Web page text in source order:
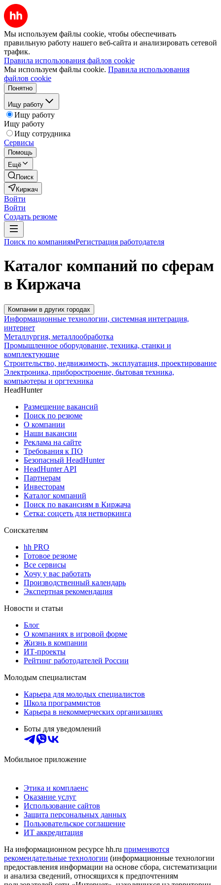
Мы используем файлы cookie, чтобы обеспечивать
правильную работу нашего веб-сайта и анализировать сетевой
трафик.
Правила использования файлов cookie
Мы используем файлы cookie. Правила использования
файлов cookie
Понятно
Ищу работу
Ищу работу
Ищу работу
Ищу сотрудника
Сервисы
Помощь
Ещё
Поиск
Киржач
Войти
Войти
Создать резюме
Поиск по компаниямРегистрация работодателя
Каталог компаний по сферам
в Киржача
Компании в других городах
Информационные технологии, системная интеграция,
интернет
Металлургия, металлообработка
Промышленное оборудование, техника, станки и
комплектующие
Строительство, недвижимость, эксплуатация, проектирование
Электроника, приборостроение, бытовая техника,
компьютеры и оргтехника
HeadHunter
Размещение вакансий
Поиск по резюме
О компании
Наши вакансии
Реклама на сайте
Требования к ПО
Безопасный HeadHunter
HeadHunter API
Партнерам
Инвесторам
Каталог компаний
Поиск по вакансиям в Киржача
Сетка: соцсеть для нетворкинга
Соискателям
hh PRO
Готовое резюме
Все сервисы
Хочу у вас работать
Производственный календарь
Экспертная рекомендация
Новости и статьи
Блог
О компаниях в игровой форме
Жизнь в компании
ИТ-проекты
Рейтинг работодателей России
Молодым специалистам
Карьера для молодых специалистов
Школа программистов
Карьера в некоммерческих организациях
Боты для уведомлений
Мобильное приложение
Этика и комплаенс
Оказание услуг
Использование сайтов
Защита персональных данных
Пользовательское соглашение
ИТ аккредитация
На информационном ресурсе hh.ru применяются
рекомендательные технологии (информационные технологии
предоставления информации на основе сбора, систематизации
и анализа сведений, относящихся к предпочтениям